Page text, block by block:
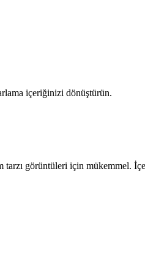
içeriğinizi dönüştürün.
tarzı görüntüleri için mükemmel.